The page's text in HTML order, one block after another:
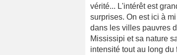
vérité... L'intérêt est
surprises. On est ici à
dans les villes pauvres
Mississipi et sa nature
intensité tout au long